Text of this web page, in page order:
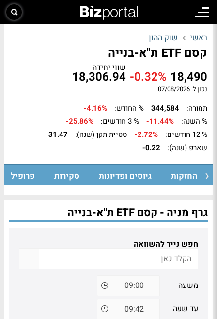
ראשי שוק ההון
קסם ETF ת"א-בנייה
18,490
-0.32%
שווי יחידה
18,306.94
נכון ל: 07/08/2026
תמורה: 344,584 % החודש:
-4.16%
% השנה:
-11.44% % 3 חודשים:
-25.86%
% 12 חודשים:
-2.72% סטיית תקן (שנה):
31.47
שארפ (שנה):
-0.22
החזקות גיוסים ופדיונות סקירות פרופיל
גרף מניה - קסם ETF ת"א-בנייה
חפש נייר להשוואה
משעה
עד שעה